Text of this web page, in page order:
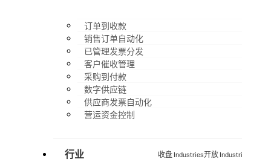
订单到收款
销售订单自动化
已管理发票分发
客户催收管理
采购到付款
数字供应链
供应商发票自动化
营运资金控制
行业 收盘 Industries开放 Industries